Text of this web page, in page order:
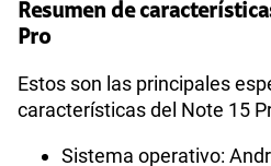
Resumen de
Pro
Estos son las principales
características del Note 15
Sistema operativo: